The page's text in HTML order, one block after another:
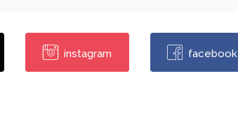
instagram facebook